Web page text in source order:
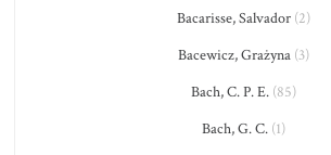
Bacarisse, Salvador(2)
Bacewicz, Grażyna(3)
Bach, C. P. E.(85)
Bach, G. C.(1)